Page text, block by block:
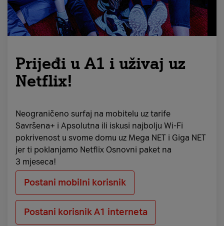
Prijeđi u A1 i uživaj uz
Netflix!
Neograničeno surfaj na mobitelu uz tarife
Savršena+ i Apsolutna ili iskusi najbolju Wi-Fi
pokrivenost u svome domu uz Mega NET i Giga NET
jer ti poklanjamo Netflix Osnovni paket na
3 mjeseca!
Postani mobilni korisnik
Postani korisnik A1 interneta